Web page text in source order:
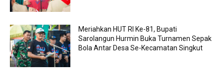
Meriahkan HUT RI Ke-81, Bupati
Sarolangun Hurmin Buka Turnamen Sepak
Bola Antar Desa Se-Kecamatan Singkut